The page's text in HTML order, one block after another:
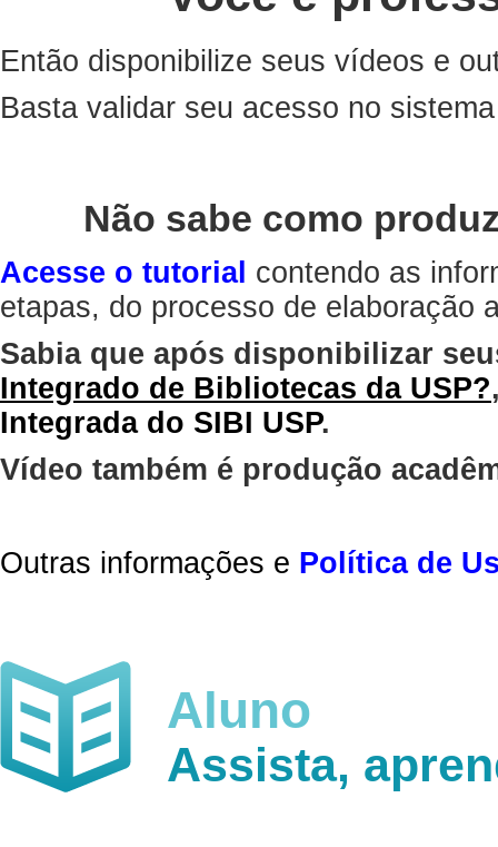
Então disponibilize seus vídeos e
Basta validar seu acesso no
Não sabe como
Acesse o tutorial contendo as
etapas, do processo de elaboração
Sabia que após disponibilizar
Integrado de Bibliotecas da USP?
Integrada do SIBI USP.
Vídeo também é produção
Outras informações e Política de
Aluno
Assista,